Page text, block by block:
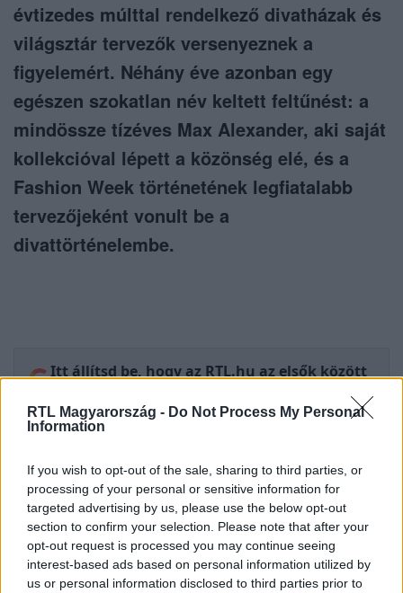
RTL Magyarország - Do Not Process My Personal
Information
If you wish to opt-out of the sale, sharing to third parties, or
processing of your personal or sensitive information for
targeted advertising by us, please use the below opt-out
section to confirm your selection. Please note that after your
opt-out request is processed you may continue seeing
interest-based ads based on personal information utilized by
us or personal information disclosed to third parties prior to
évtizedes múlttal rendelkező divatházak és
világsztár tervezők versenyeznek a
figyelemért. Néhány éve azonban egy
egészen szokatlan név keltett feltűnést: a
mindössze tízéves Max Alexander, aki saját
kollekcióval lépett a közönség elé, és a
Fashion Week történetének legfiatalabb
tervezőjeként vonult be a
divattörténelembe.
Itt állítsd be, hogy az RTL.hu az elsők között